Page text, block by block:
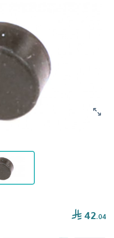
42.04